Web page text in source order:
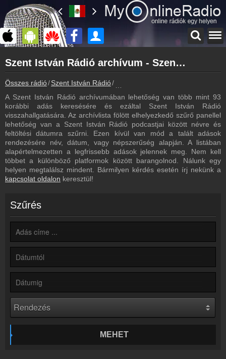
myonlineradio.hu
Szent István Rádió
Vissza a Szent István Rádió oldalára
Bejelentkezés
Hozz létre saját fiókot!
Frekvenciák
Szent István Rádió frekvencia
Műsorújság
Szent István Rádió műsorai
Kapcsolat
Partnerek
Rádiós partnerek
Rádió beágyazás
Ágyazd be weboldaladba
Készítés lépésről lépésre
Szent István Rádió archívum - Szent István Rádió podcasts - Szent István Rádió visszahallgatás
Összes rádió Szent István Rádió
A Szent István Rádió archívumában lehetőség van több mint 93
korábbi adás keresésére és ezáltal Szent István Rádió
visszahallgatására. Az archívlista fölött elhelyezkedő szűrő panellel
lehetőség van a Szent István Rádió podcastjai között névre és
feltöltési dátumra szűrni. Ezen kívül van mód a talált adások
rendezésére név, dátum, vagy népszerűség alapján. A listában
alapértelmezetten a legfrissebb adások jelennek meg. Nem kell
többet a különböző platformok között barangolnod. Nálunk egy
helyen megtalálsz mindent. Bármilyen kérdés esetén írj nekünk a
kapcsolat oldalon keresztül!
Szűrés
MEHET